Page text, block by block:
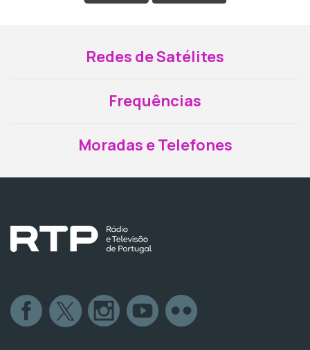
Redes de Satélites
Frequências
Moradas e Telefones